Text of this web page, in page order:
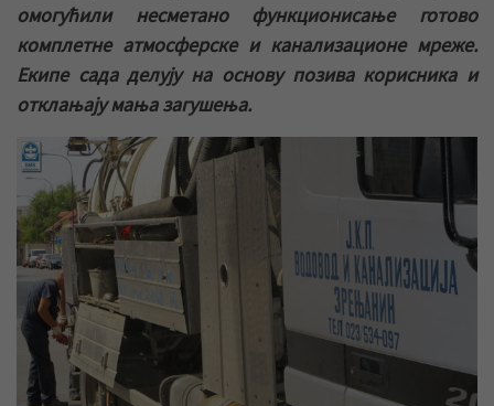
омогућили несметано функционисање готово
комплетне атмосферске и канализационе мреже.
Екипе сада делују на основу позива корисника и
отклањају мања загушења.